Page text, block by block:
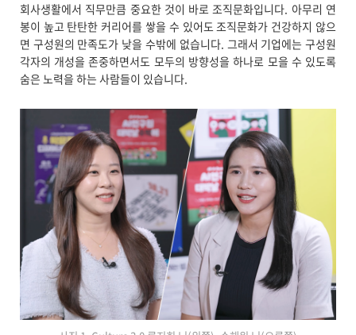
회사생활에서 직무만큼 중요한 것이 바로 조직문화입니다. 아무리 연
봉이 높고 탄탄한 커리어를 쌓을 수 있어도 조직문화가 건강하지 않으
면 구성원의 만족도가 낮을 수밖에 없습니다. 그래서 기업에는 구성원
각자의 개성을 존중하면서도 모두의 방향성을 하나로 모을 수 있도록
숨은 노력을 하는 사람들이 있습니다.